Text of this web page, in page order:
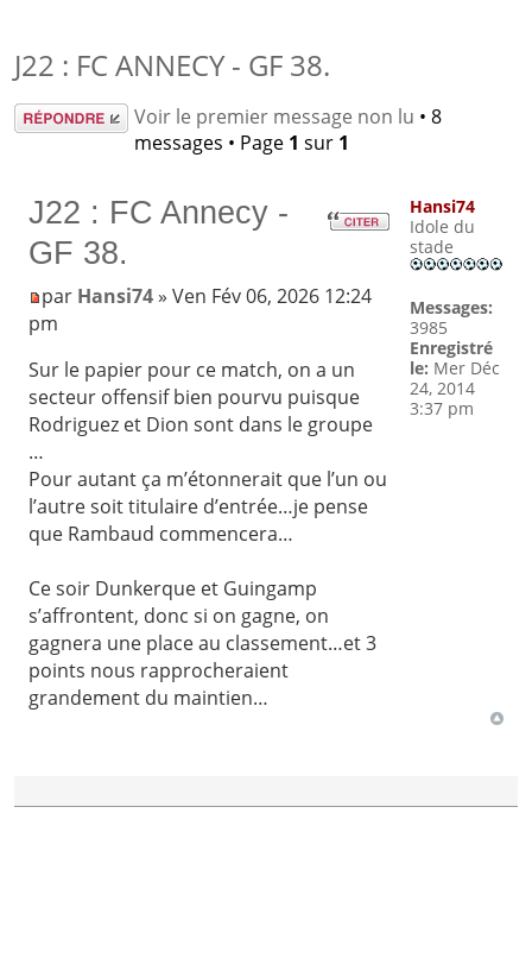
J22 : FC ANNECY - GF 38.
Répondre Voir le premier message non lu • 8
messages • Page 1 sur 1
J22 : FC Annecy -
GF 38.
par Hansi74» Ven Fév 06, 2026 12:24
pm
Sur le papier pour ce match, on a un
secteur offensif bien pourvu puisque
Rodriguez et Dion sont dans le groupe
…
Pour autant ça m’étonnerait que l’un ou
l’autre soit titulaire d’entrée…je pense
que Rambaud commencera…
Ce soir Dunkerque et Guingamp
s’affrontent, donc si on gagne, on
gagnera une place au classement…et 3
points nous rapprocheraient
grandement du maintien…
Hansi74
Idole du
stade
Messages:
3985
Enregistré
le: Mer Déc
24, 2014
3:37 pm